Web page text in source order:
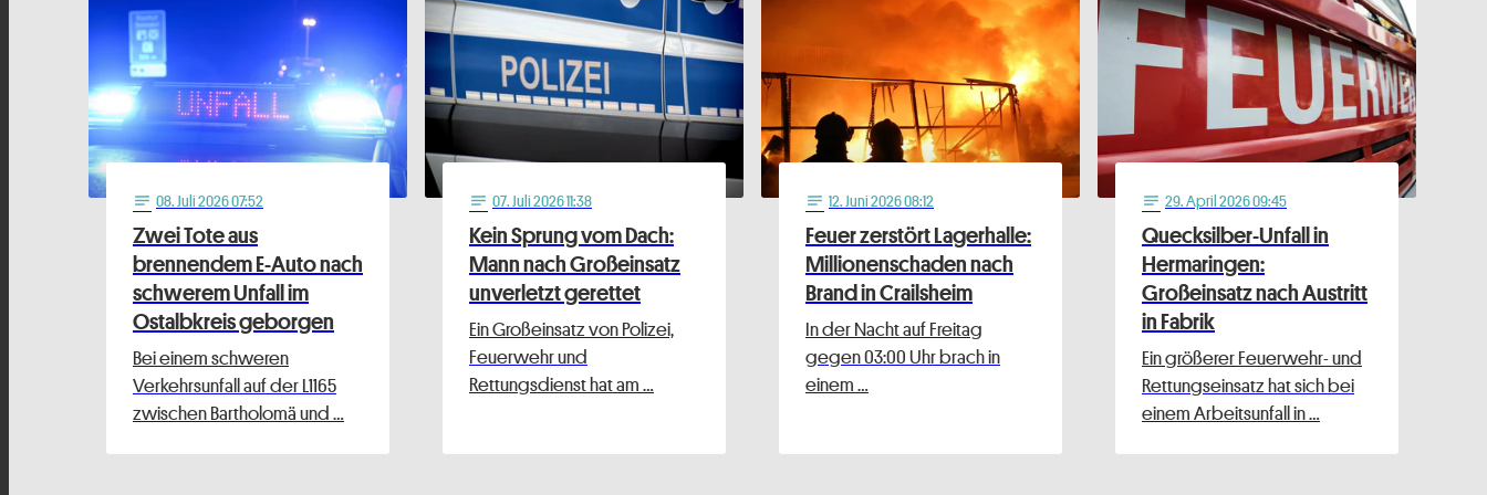
notes 08. Juli 2026 07:52
Zwei Tote aus
brennendem E-Auto nach
schwerem Unfall im
Ostalbkreis geborgen
Bei einem schweren
Verkehrsunfall auf der L1165
zwischen Bartholomä und …
notes 07. Juli 2026 11:38
Kein Sprung vom Dach:
Mann nach Großeinsatz
unverletzt gerettet
Ein Großeinsatz von Polizei,
Feuerwehr und
Rettungsdienst hat am …
notes 12. Juni 2026 08:12
Feuer zerstört Lagerhalle:
Millionenschaden nach
Brand in Crailsheim
In der Nacht auf Freitag
gegen 03:00 Uhr brach in
einem …
notes 29. April 2026 09:45
Quecksilber-Unfall in
Hermaringen:
Großeinsatz nach Austritt
in Fabrik
Ein größerer Feuerwehr- und
Rettungseinsatz hat sich bei
einem Arbeitsunfall in …